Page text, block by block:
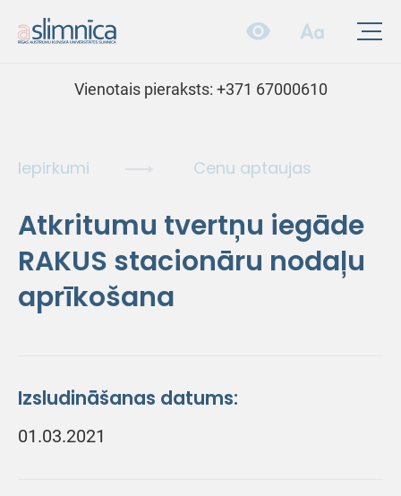
Vienotais pieraksts: +371 67000610
Iepirkumi Cenu aptaujas
Atkritumu tvertņu iegāde
RAKUS stacionāru nodaļu
aprīkošana
Izsludināšanas datums:
01.03.2021